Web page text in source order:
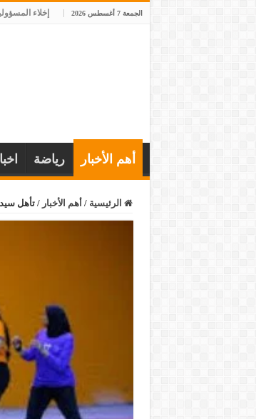
الجمعة 7 أغسطس 2026 إخلاء
أهم الأخبار رياضة
الرئيسية / أهم الأخبار / تأهل